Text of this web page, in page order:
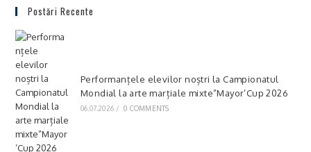
Postări Recente
Performanțele elevilor noștri la Campionatul
Mondial la arte marțiale mixte”Mayor’Cup 2026
06.07.2026 / 0 COMMENTS